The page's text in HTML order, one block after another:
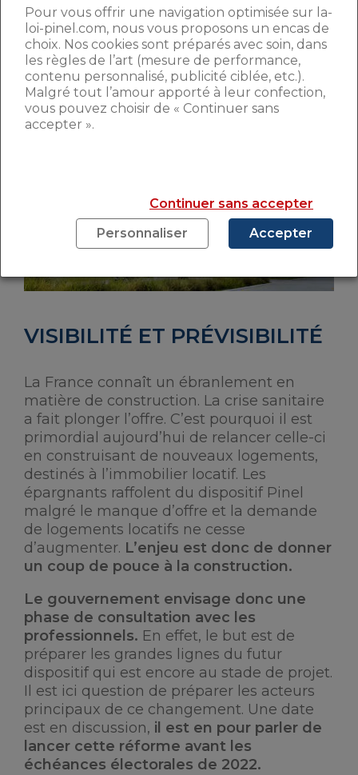
selon le « référentiel de qualité
logement » qui, à l’heure actuelle, est
entre les mains de l’architecte urbaniste
François Leclercq et du Directeur Général
d’Epamarne, Laurent Girometti. C’est le 8
septembre que leurs conclusions seront
présentées.
VISIBILITÉ ET PRÉVISIBILITÉ
La France connaît un ébranlement en
matière de construction. La crise sanitaire
a fait plonger l’offre. C’est pourquoi il est
primordial aujourd’hui de relancer celle-ci
en construisant de nouveaux logements,
destinés à l’immobilier locatif. Les
épargnants raffolent du dispositif Pinel
malgré le manque d’offre et la demande
de logements locatifs ne cesse
d’augmenter. L’enjeu est donc de donner
un coup de pouce à la construction.
Le gouvernement envisage donc une
phase de consultation avec les
professionnels. En effet, le but est de
préparer les grandes lignes du futur
dispositif qui est encore au stade de projet.
Il est ici question de préparer les acteurs
principaux de ce changement. Une date
est en discussion, il est en pour parler de
lancer cette réforme avant les
échéances électorales de 2022.
Pour vous offrir une navigation optimisée sur la-
loi-pinel.com, nous vous proposons un encas de
choix. Nos cookies sont préparés avec soin, dans
les règles de l’art (mesure de performance,
contenu personnalisé, publicité ciblée, etc.).
Malgré tout l’amour apporté à leur confection,
vous pouvez choisir de « Continuer sans
accepter ».
Continuer sans accepter
Personnaliser
Accepter